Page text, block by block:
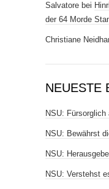
Salvatore bei
der 64 Morde
Christiane
NEUESTE
NSU: Fürsorglich
NSU: Bewährst
NSU:
NSU: Verstehst